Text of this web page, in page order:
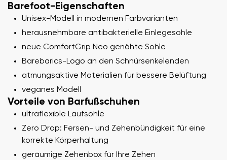
Barefoot-Eigenschaften
Unisex-Modell in modernen Farbvarianten
herausnehmbare antibakterielle Einlegesohle
neue ComfortGrip Neo genähte Sohle
Barebarics-Logo an den Schnürsenkelenden
atmungsaktive Materialien für bessere Belüftung
veganes Modell
Vorteile von Barfußschuhen
ultraflexible Laufsohle
Zero Drop: Fersen- und Zehenbündigkeit für eine
korrekte Körperhaltung
geräumige Zehenbox für Ihre Zehen